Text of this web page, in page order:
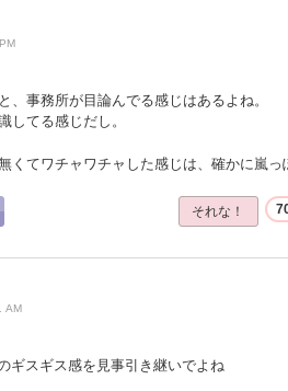
、事務所が目論んでる感じはあるよね。
してる感じだし。
くてワチャワチャした感じは、確かに嵐っ
それな！
AM
ギスギス感を見事引き継いでよね